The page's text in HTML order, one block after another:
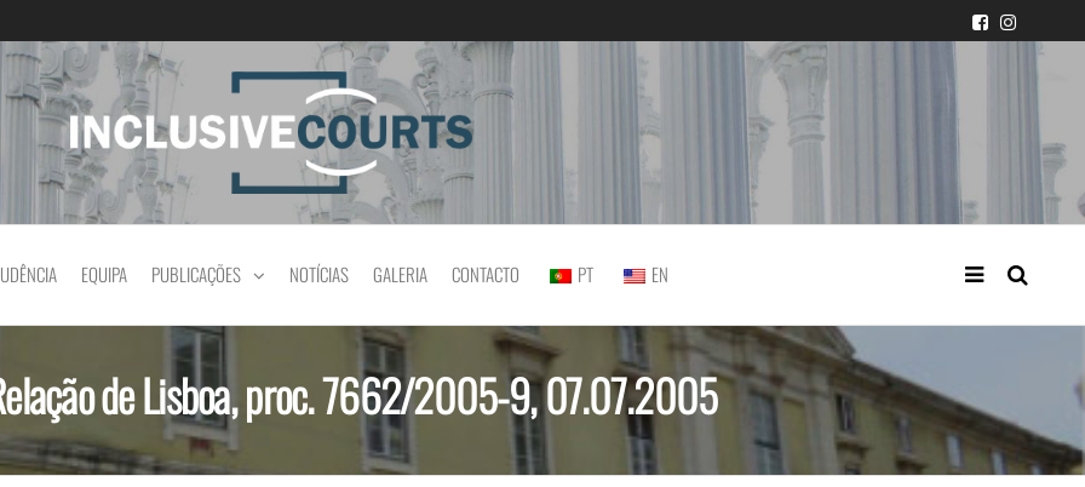
Igualdade e diferença cultural na prática judicial portuguesa
EQUIPA PUBLICAÇÕES NOTÍCIAS GALERIA CONTACTO PT EN
de Lisboa, proc. 7662/2005-9, 07.07.2005